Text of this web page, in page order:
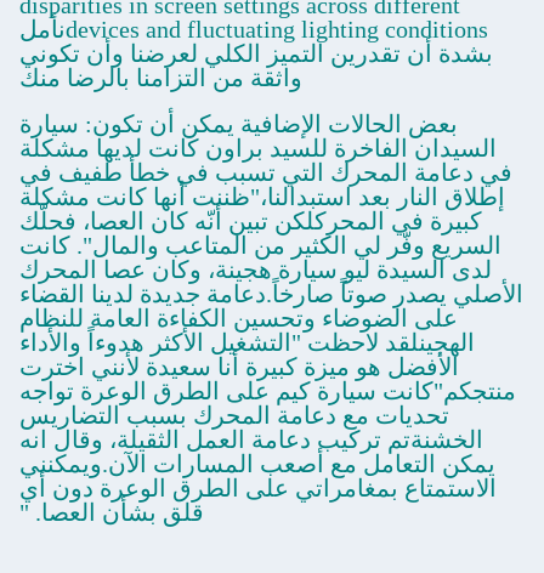
devices and fluctuating lighting conditionsنأمل
بشدة أن تقدرين التميز الكلي لعرضنا وأن تكوني
واثقة من التزامنا بالرضا منك
بعض الحالات الإضافية يمكن أن تكون: سيارة
السيدان الفاخرة للسيد براون كانت لديها مشكلة
في دعامة المحرك التي تسبب في خطأ طفيف في
إطلاق النار بعد استبدالنا،"ظننت أنها كانت مشكلة
كبيرة في المحركلكن تبين أنّه كان العصا، فحلّك
السريع وفّر لي الكثير من المتاعب والمال". كانت
لدى السيدة ليو سيارة هجينة، وكان عصا المحرك
الأصلي يصدر صوتاً صارخاً.دعامة جديدة لدينا القضاء
على الضوضاء وتحسين الكفاءة العامة للنظام
الهجينلقد لاحظت "التشغيل الأكثر هدوءاً والأداء
الأفضل هو ميزة كبيرة أنا سعيدة لأنني اخترت
منتجكم"كانت سيارة كيم على الطرق الوعرة تواجه
تحديات مع دعامة المحرك بسبب التضاريس
الخشنةتم تركيب دعامة العمل الثقيلة، وقال انه
يمكن التعامل مع أصعب المسارات الآن.ويمكنني
الاستمتاع بمغامراتي على الطرق الوعرة دون أي
قلق بشأن العصا. "